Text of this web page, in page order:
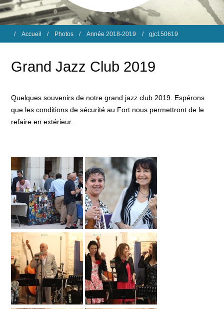
Accueil Photos Année 2018-2019 gjc150619
Grand Jazz Club 2019
Quelques souvenirs de notre grand jazz club 2019. Espérons
que les conditions de sécurité au Fort nous permettront de le
refaire en extérieur.